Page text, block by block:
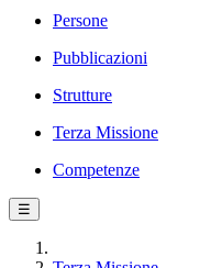
Persone
Pubblicazioni
Strutture
Terza Missione
Competenze
☰